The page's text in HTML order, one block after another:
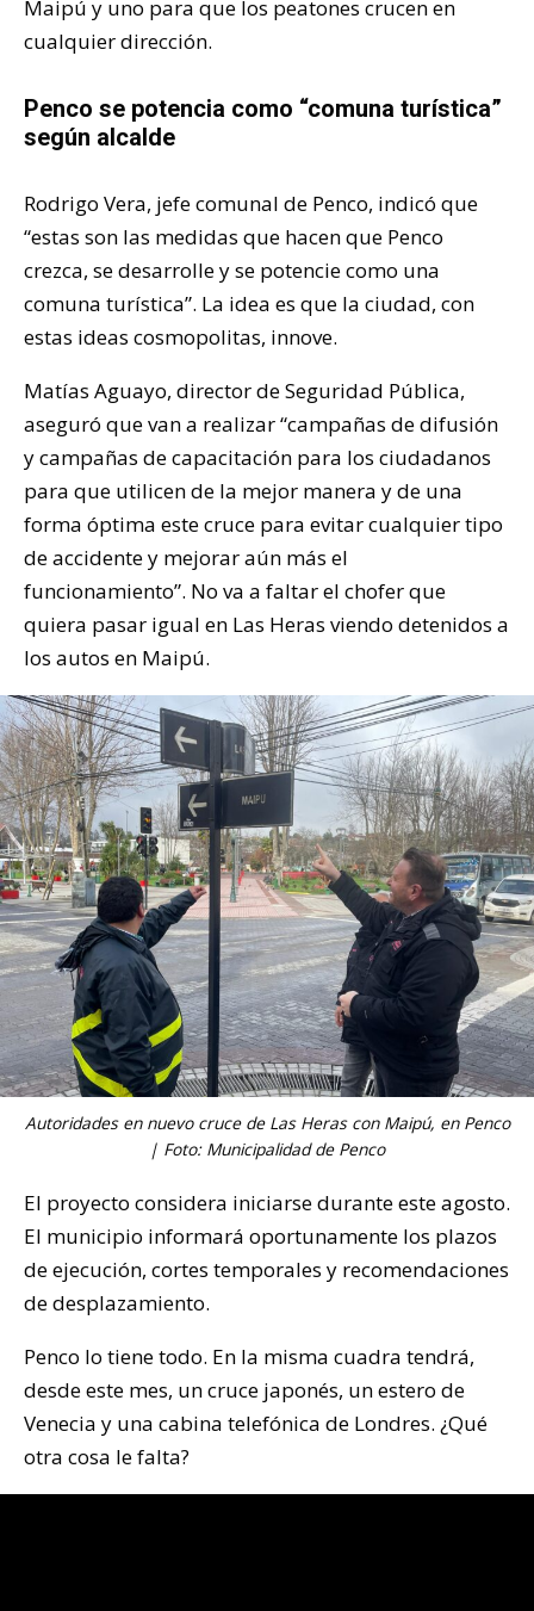
Maipú y uno para que los peatones crucen en
cualquier dirección.
Penco se potencia como “comuna turística”
según alcalde
Rodrigo Vera, jefe comunal de Penco, indicó que
“estas son las medidas que hacen que Penco
crezca, se desarrolle y se potencie como una
comuna turística”. La idea es que la ciudad, con
estas ideas cosmopolitas, innove.
Matías Aguayo, director de Seguridad Pública,
aseguró que van a realizar “campañas de difusión
y campañas de capacitación para los ciudadanos
para que utilicen de la mejor manera y de una
forma óptima este cruce para evitar cualquier tipo
de accidente y mejorar aún más el
funcionamiento”. No va a faltar el chofer que
quiera pasar igual en Las Heras viendo detenidos a
los autos en Maipú.
Autoridades en nuevo cruce de Las Heras con Maipú, en Penco
| Foto: Municipalidad de Penco
El proyecto considera iniciarse durante este agosto.
El municipio informará oportunamente los plazos
de ejecución, cortes temporales y recomendaciones
de desplazamiento.
Penco lo tiene todo. En la misma cuadra tendrá,
desde este mes, un cruce japonés, un estero de
Venecia y una cabina telefónica de Londres. ¿Qué
otra cosa le falta?